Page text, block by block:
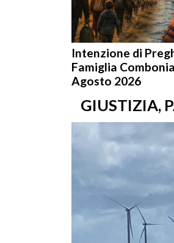
Intenzione di
Famiglia
Agosto 2026
GIUSTIZIA,